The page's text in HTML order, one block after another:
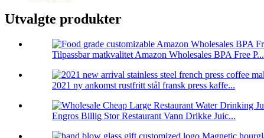
Utvalgte produkter
Tilpassbar matkvalitet Amazon Wholesales BPA Free P...
2021 ny ankomst rustfritt stål fransk press kaffe...
Engros Billig Stor Restaurant Vann Drikke Juic...